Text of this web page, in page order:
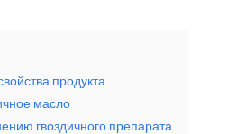
продукта
масло
гвоздичного препарата